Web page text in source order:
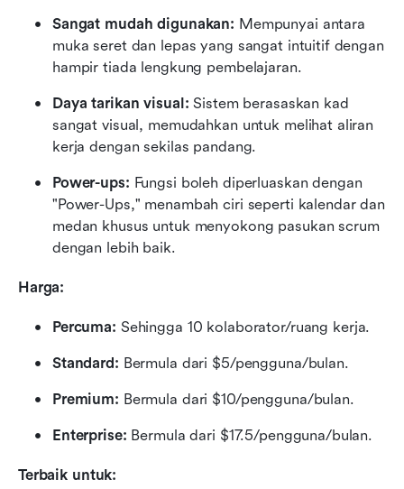
Sangat mudah digunakan: Mempunyai antara
muka seret dan lepas yang sangat intuitif dengan
hampir tiada lengkung pembelajaran.
Daya tarikan visual: Sistem berasaskan kad
sangat visual, memudahkan untuk melihat aliran
kerja dengan sekilas pandang.
Power-ups: Fungsi boleh diperluaskan dengan
"Power-Ups," menambah ciri seperti kalendar dan
medan khusus untuk menyokong pasukan scrum
dengan lebih baik.
Harga:
Percuma: Sehingga 10 kolaborator/ruang kerja.
Standard: Bermula dari $5/pengguna/bulan.
Premium: Bermula dari $10/pengguna/bulan.
Enterprise: Bermula dari $17.5/pengguna/bulan.
Terbaik untuk: